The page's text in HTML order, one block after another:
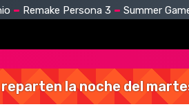
Remake Persona 3 Summer
reparten la noche del